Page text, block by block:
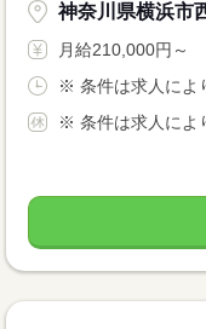
神奈川県横浜市
月給210,000円～
※ 条件は求人によ
※ 条件は求人によ